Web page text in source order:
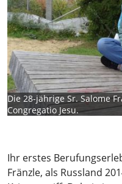
Die 28-jährige Sr. Salome
Congregatio Jesu.
Ihr erstes
Fränzle, als Russland